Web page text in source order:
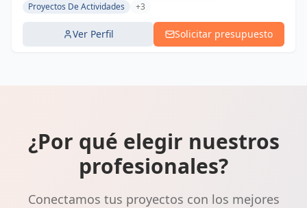
Proyectos De Actividades
+3
Ver Perfil Solicitar presupuesto
¿Por qué elegir nuestros
profesionales?
Conectamos tus proyectos con los mejores